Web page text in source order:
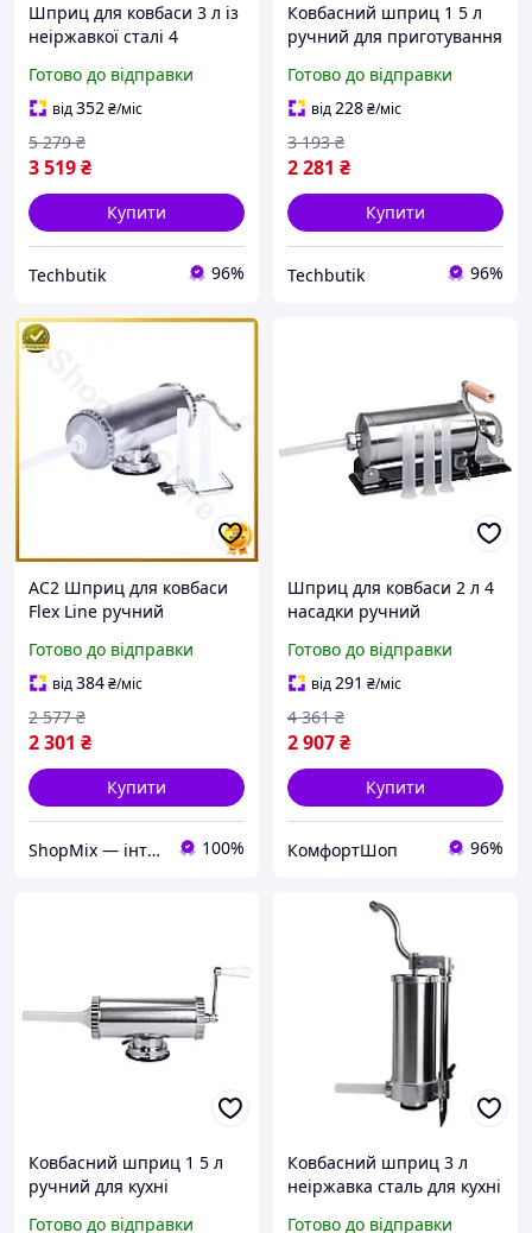
Шприц для ковбаси 3 л із
неіржавкої сталі 4
Готово до відправки
від352₴/міс
3 519₴
5 279 ₴
Купити
Techbutik 96%
Ковбасний шприц 1 5 л
ручний для приготування
насадками неіржавка
сталь Vanessa PS-8700
Готово до відправки
від228₴/міс
2 281 ₴
3 193 ₴
Купити
Techbutik 96%
AC2 Шприц для ковбаси
Flex Line ручний
насадками для фаршу
домашній кулінарний і DE
Готово до відправки
від384₴/міс
2 301 ₴
2 577 ₴
Купити
ShopMix — інтернет-магазин сумок та аксесуарів 100%
Шприц для ковбаси 2 л 4
насадки ручний
неіржавка сталь FK-4689
Готово до відправки
від291 ₴/міс
2 907₴
4 361 ₴
Купити
КомфортШоп 96%
Ковбасний шприц 1 5 л
ручний для кухні
Готово до відправки
Ковбасний шприц 3 л
неіржавка сталь для кухні
Готово до відправки